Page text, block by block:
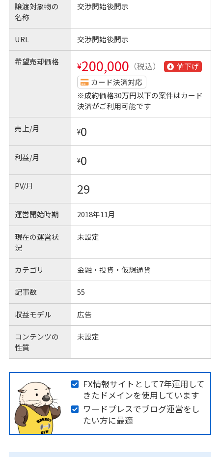
譲渡対象物の
名称
交渉開始後開示
URL 交渉開始後開示
希望売却価格 ¥200,000 （税込）
値下げ
カード決済対応
※成約価格30万円以下の案件はカード
決済がご利用可能です
売上/月 ¥0
利益/月 ¥0
PV/月 29
運営開始時期 2018年11月
現在の運営状
況
未設定
カテゴリ 金融・投資・仮想通貨
記事数 55
収益モデル 広告
コンテンツの
性質
未設定
FX情報サイトとして7年運用して
きたドメインを使用しています
ワードプレスでブログ運営をし
たい方に最適